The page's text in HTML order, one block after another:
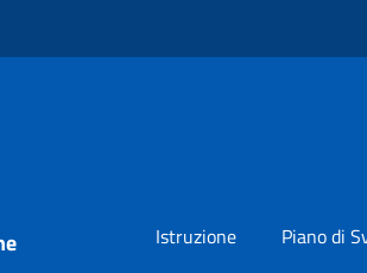
Istruzione Piano di